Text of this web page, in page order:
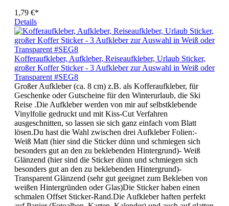
1,79 €*
Details
Kofferaufkleber, Aufkleber, Reiseaufkleber, Urlaub Sticker,
großer Koffer Sticker - 3 Aufkleber zur Auswahl in Weiß oder
Transparent #SEG8
Großer Aufkleber (ca. 8 cm) z.B. als Kofferaufkleber, für
Geschenke oder Gutscheine für den Winterurlaub, die Ski
Reise .Die Aufkleber werden von mir auf selbstklebende
Vinylfolie gedruckt und mit Kiss-Cut Verfahren
ausgeschnitten, so lassen sie sich ganz einfach vom Blatt
lösen.Du hast die Wahl zwischen drei Aufkleber Folien:-
Weiß Matt (hier sind die Sticker dünn und schmiegen sich
besonders gut an den zu beklebenden Hintergrund)- Weiß
Glänzend (hier sind die Sticker dünn und schmiegen sich
besonders gut an den zu beklebenden Hintergrund)-
Transparent Glänzend (sehr gut geeignet zum Bekleben von
weißen Hintergründen oder Glas)Die Sticker haben einen
schmalen Offset Sticker-Rand.Die Aufkleber haften perfekt